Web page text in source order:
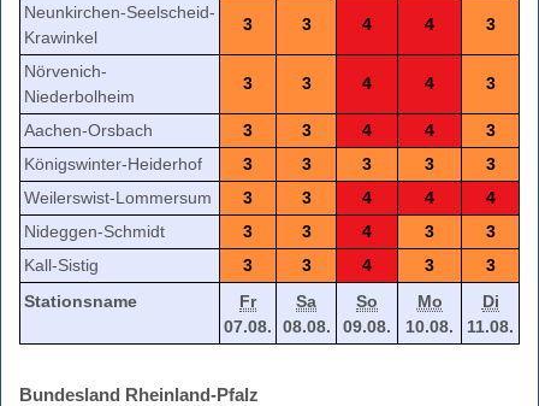
Neunkirchen-Seelscheid-
Krawinkel
3 3 4 4 3
Nörvenich-
Niederbolheim
3 3 4 4 3
Aachen-Orsbach 3 3 4 4
3
Königswinter-Heiderhof
3 3 3 3
3
Weilerswist-Lommersum
3 3 4 4
4
Nideggen-Schmidt
3 3 4 3
3
Kall-Sistig
3 3 4 3
3
Stationsname
Fr
07.08.
Sa
08.08.
So
09.08.
Mo
10.08.
Di
11.08.
Bundesland Rheinland-Pfalz